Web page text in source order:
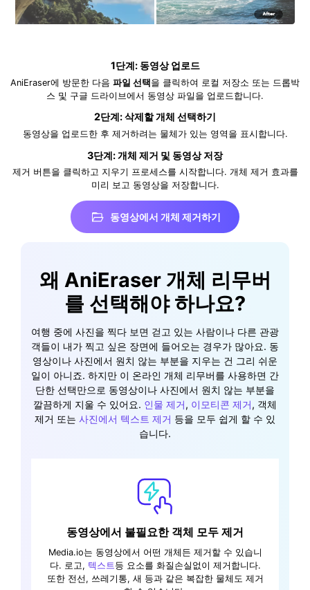
1단계: 동영상 업로드
AniEraser에 방문한 다음 파일 선택을 클릭하여 로컬 저장소 또는 드롭박
스 및 구글 드라이브에서 동영상 파일을 업로드합니다.
2단계: 삭제할 개체 선택하기
동영상을 업로드한 후 제거하려는 물체가 있는 영역을 표시합니다.
3단계: 개체 제거 및 동영상 저장
제거 버튼을 클릭하고 지우기 프로세스를 시작합니다. 개체 제거 효과를
미리 보고 동영상을 저장합니다.
동영상에서 개체 제거하기
왜 AniEraser 개체 리무버
를 선택해야 하나요?
여행 중에 사진을 찍다 보면 걷고 있는 사람이나 다른 관광
객들이 내가 찍고 싶은 장면에 들어오는 경우가 많아요. 동
영상이나 사진에서 원치 않는 부분을 지우는 건 그리 쉬운
일이 아니죠. 하지만 이 온라인 개체 리무버를 사용하면 간
단한 선택만으로 동영상이나 사진에서 원치 않는 부분을
깔끔하게 지울 수 있어요. 인물 제거, 이모티콘 제거, 객체
제거 또는 사진에서 텍스트 제거 등을 모두 쉽게 할 수 있
습니다.
동영상에서 불필요한 객체 모두 제거
Media.io는 동영상에서 어떤 개체든 제거할 수 있습니
다. 로고, 텍스트 등 요소를 화질손실없이 제거합니다.
또한 전선, 쓰레기통, 새 등과 같은 복잡한 물체도 제거